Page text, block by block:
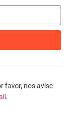
favor, nos avise
.